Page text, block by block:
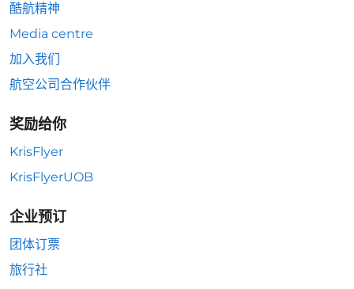
酷航精神
Media centre
加入我们
航空公司合作伙伴
奖励给你
KrisFlyer
KrisFlyerUOB
企业预订
团体订票
旅行社